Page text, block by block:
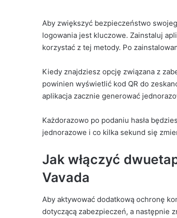
Aby zwiększyć bezpieczeństwo
logowania jest kluczowe. Zainstaluj
korzystać z tej metody. Po
Kiedy znajdziesz opcję związana z
powinien wyświetlić kod QR do
aplikacja zacznie generować
Każdorazowo po podaniu hasła
jednorazowe i co kilka sekund się
Jak włączyć
Vavada
Aby aktywować dodatkową ochronę
dotyczącą zabezpieczeń, a następnie